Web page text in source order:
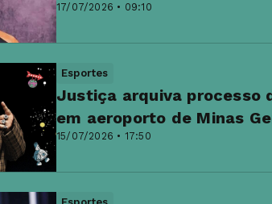
17/07/2026 • 09:10
Esportes
15/07/2026 • 17:50
Justiça arquiva processo
em aeroporto de Minas